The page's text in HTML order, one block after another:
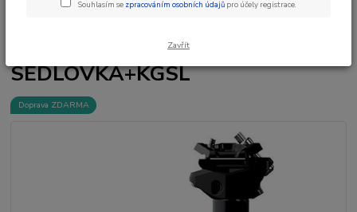
(INTEGRA) 390/125 MM 34,9
SEDLOVKA+KGSL
Doprava ZDARMA
Souhlasím se zpracováním osobních údajů pro účely registrace.
Zavřít